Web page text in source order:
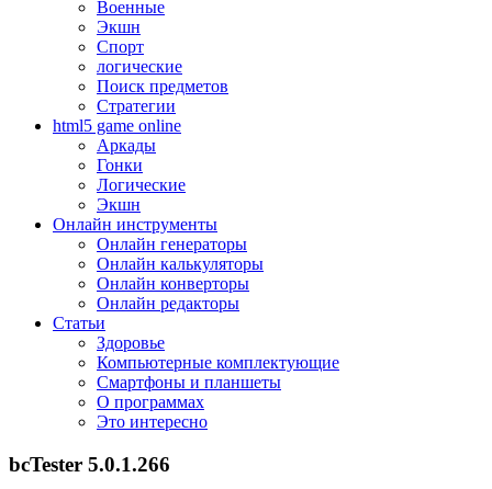
Военные
Экшн
Спорт
логические
Поиск предметов
Стратегии
html5 game online
Аркады
Гонки
Логические
Экшн
Онлайн инструменты
Онлайн генераторы
Онлайн калькуляторы
Онлайн конверторы
Онлайн редакторы
Статьи
Здоровье
Компьютерные комплектующие
Смартфоны и планшеты
О программах
Это интересно
bcTester 5.0.1.266